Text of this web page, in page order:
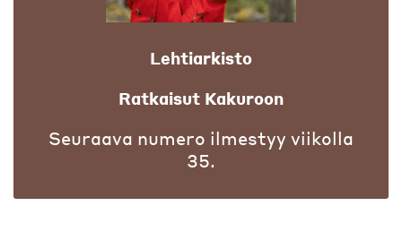
Lehtiarkisto
Ratkaisut Kakuroon
Seuraava numero ilmestyy viikolla
35.